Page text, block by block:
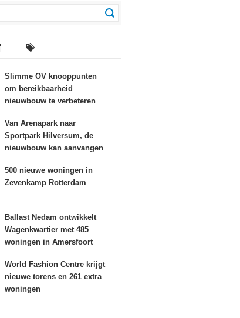
Slimme OV knooppunten
om bereikbaarheid
nieuwbouw te verbeteren
Van Arenapark naar
Sportpark Hilversum, de
nieuwbouw kan aanvangen
500 nieuwe woningen in
Zevenkamp Rotterdam
Ballast Nedam ontwikkelt
Wagenkwartier met 485
woningen in Amersfoort
World Fashion Centre krijgt
nieuwe torens en 261 extra
woningen